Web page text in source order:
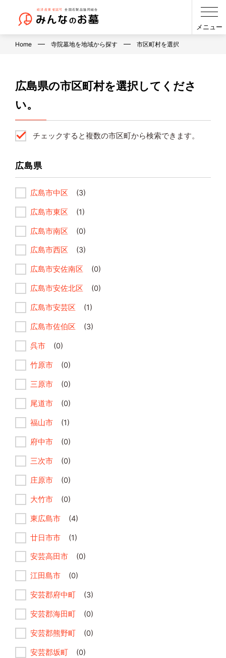
メニュー
Home 寺院墓地を地域から探す 市区町村を選択
広島県の市区町村を選択してくださ
い。
チェックすると複数の市区町から検索できます。
広島県
広島市中区 (3)
広島市東区 (1)
広島市南区 (0)
広島市西区 (3)
広島市安佐南区 (0)
広島市安佐北区 (0)
広島市安芸区 (1)
広島市佐伯区 (3)
呉市 (0)
竹原市 (0)
三原市 (0)
尾道市 (0)
福山市 (1)
府中市 (0)
三次市 (0)
庄原市 (0)
大竹市 (0)
東広島市 (4)
廿日市市 (1)
安芸高田市 (0)
江田島市 (0)
安芸郡府中町 (3)
安芸郡海田町 (0)
安芸郡熊野町 (0)
安芸郡坂町 (0)